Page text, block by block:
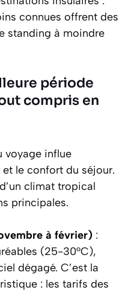
connues offrent des
standing à moindre
période
compris en
voyage influe
le confort du séjour.
climat tropical
principales.
à février) :
(25-30°C),
dégagé. C’est la
: les tarifs des